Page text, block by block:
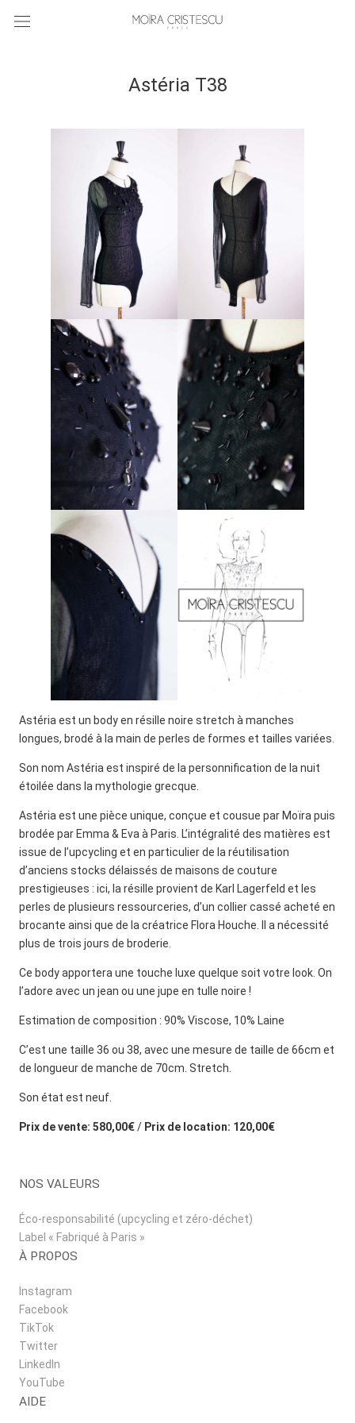
Astéria T38
Astéria est un body en résille noire stretch à manches
longues, brodé à la main de perles de formes et tailles variées.
Son nom Astéria est inspiré de la personnification de la nuit
étoilée dans la mythologie grecque.
Astéria est une pièce unique, conçue et cousue par Moïra puis
brodée par Emma & Eva à Paris. L’intégralité des matières est
issue de l’upcycling et en particulier de la réutilisation
d’anciens stocks délaissés de maisons de couture
prestigieuses : ici, la résille provient de Karl Lagerfeld et les
perles de plusieurs ressourceries, d’un collier cassé acheté en
brocante ainsi que de la créatrice Flora Houche. Il a nécessité
plus de trois jours de broderie.
Ce body apportera une touche luxe quelque soit votre look. On
l’adore avec un jean ou une jupe en tulle noire !
Estimation de composition : 90% Viscose, 10% Laine
C’est une taille 36 ou 38, avec une mesure de taille de 66cm et
de longueur de manche de 70cm. Stretch.
Son état est neuf.
Prix de vente: 580,00€/ Prix de location: 120,00€
NOS VALEURS
Éco-responsabilité (upcycling et zéro-déchet)
Label « Fabriqué à Paris »
À PROPOS
Instagram
Facebook
TikTok
Twitter
LinkedIn
YouTube
AIDE